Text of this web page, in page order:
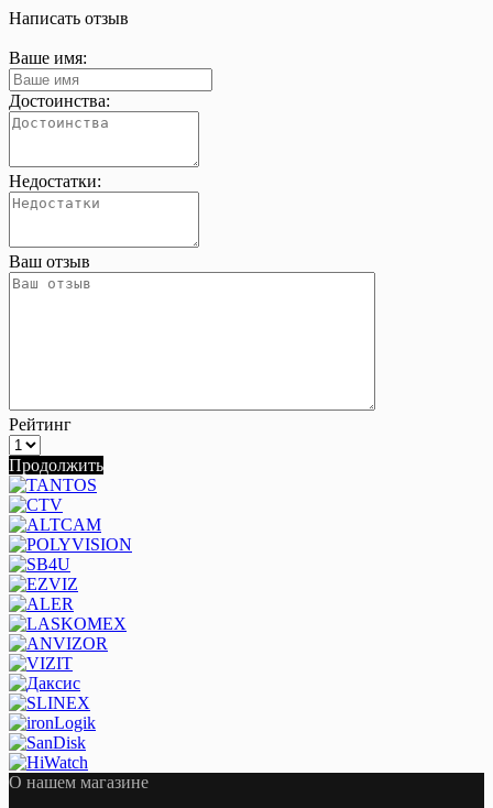
Написать отзыв
Ваше имя:
Достоинства:
Недостатки:
Ваш отзыв
Рейтинг
Продолжить
О нашем магазине